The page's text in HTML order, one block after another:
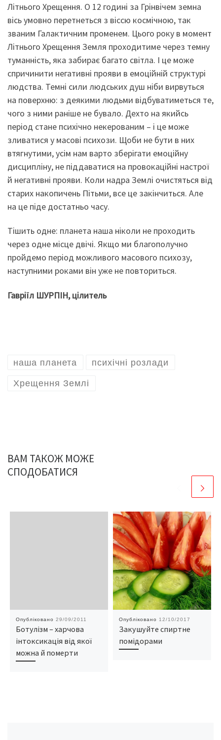
Літнього Хрещення. О 12 годині за Грінвічем земна
вісь умовно перетнеться з віссю космічною, так
званим Галактичним променем. Цього року в момент
Літнього Хрещення Земля проходитиме через темну
туманність, яка забирає багато світла. І це може
спричинити негативні прояви в емоційній структурі
людства. Темні сили людських душ ніби вирвуться
на поверхню: з деякими людьми відбуватиметься те,
чого з ними раніше не бувало. Дехто на якийсь
період стане психічно некерованим – і це може
зливатися у масові психози. Щоби не бути в них
втягнутими, усім нам варто зберігати емоційну
дисципліну, не піддаватися на провокаційні настрої
й негативні прояви. Коли надра Землі очистяться від
старих накопичень Пітьми, все це закінчиться. Але
на це піде достатньо часу.
Тішить одне: планета наша ніколи не проходить
через одне місце двічі. Якщо ми благополучно
пройдемо період можливого масового психозу,
наступними роками він уже не повториться.
Гавріїл ШУРПІН, цілитель
наша планета психічні розлади
Хрещення Землі
ВАМ ТАКОЖ МОЖЕ
СПОДОБАТИСЯ
Опубліковано 29/09/2011
Ботулізм – харчова
інтоксикація від якої
можна й померти
Опубліковано 12/10/2017
Закушуйте спиртне
помідорами